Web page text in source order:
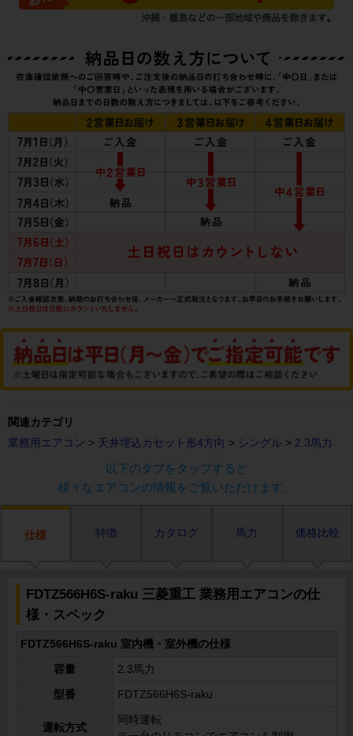
関連カテゴリ
業務用エアコン > 天井埋込カセット形4方向 > シングル > 2.3馬力
以下のタブをタップすると
様々なエアコンの情報をご覧いただけます。
仕様 特徴 カタログ 馬力 価格比較
FDTZ566H6S-raku 三菱重工 業務用エアコンの仕
様・スペック
FDTZ566H6S-raku 室内機・室外機の仕様
容量 2.3馬力
型番 FDTZ566H6S-raku
運転方式
同時運転